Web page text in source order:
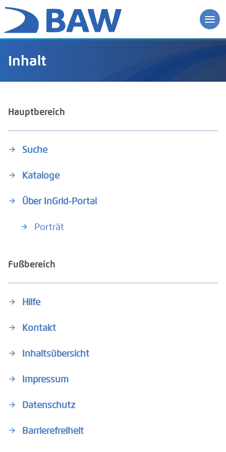
Inhalt
Hauptbereich
Suche
Kataloge
Über InGrid-Portal
Porträt
Fußbereich
Hilfe
Kontakt
Inhaltsübersicht
Impressum
Datenschutz
Barrierefreiheit